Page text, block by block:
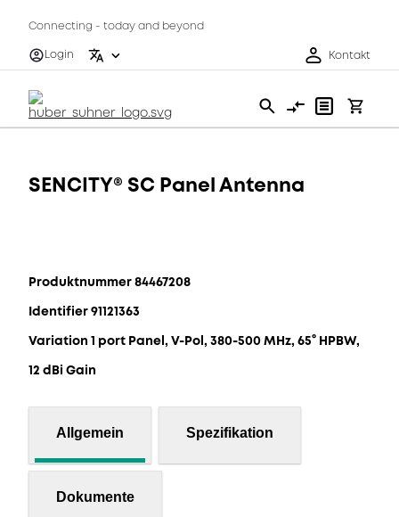
Connecting - today and beyond
Login
Kontakt
SENCITY® SC Panel Antenna
Produktnummer 84467208
Identifier 91121363
Variation 1 port Panel, V-Pol, 380-500 MHz, 65° HPBW,
12 dBi Gain
Allgemein Spezifikation
Dokumente